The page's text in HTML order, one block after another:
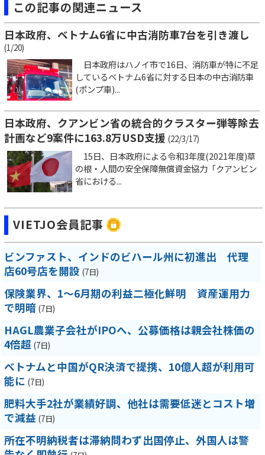
この記事の関連ニュース
日本政府、ベトナム6省に中古消防車7台を引き渡し
(1/20)
日本政府はハノイ市で16日、消防車が特に不足
しているベトナム6省に対する日本の中古消防車
(ポンプ車)...
日本政府、クアンビン省の統合的クラスター弾等除去
計画など9案件に163.8万USD支援 (22/3/17)
15日、日本政府による令和3年度(2021年度)草
の根・人間の安全保障無償資金協力「クアンビン
省における...
VIETJO会員記事
ビンファスト、インドのビハール州に初進出 代理
店60号店を開設 (7日)
保険業界、1～6月期の利益二極化鮮明 資産運用力
で明暗 (7日)
HAGL農業子会社がIPOへ、公募価格は親会社株価の
4倍超 (7日)
ベトナムと中国がQR決済で提携、10億人超が利用可
能に (7日)
肥料大手2社が業績好調、他社は需要低迷とコスト増
で減益 (7日)
所在不明納税者は滞納問わず出国停止、外国人は警